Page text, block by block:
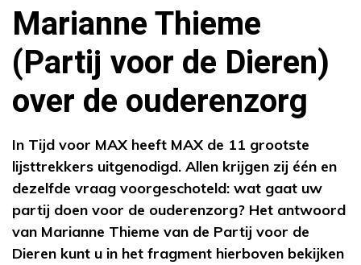
Marianne Thieme
(Partij voor de Dieren)
over de ouderenzorg
In Tijd voor MAX heeft MAX de 11 grootste
lijsttrekkers uitgenodigd. Allen krijgen zij één en
dezelfde vraag voorgeschoteld: wat gaat uw
partij doen voor de ouderenzorg? Het antwoord
van Marianne Thieme van de Partij voor de
Dieren kunt u in het fragment hierboven bekijken